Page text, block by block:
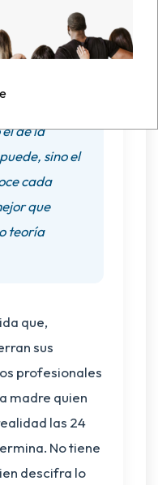
de la
sino el
cada
que
teoría
que,
sus
profesionales
madre quien
las 24
No tiene
descifra lo